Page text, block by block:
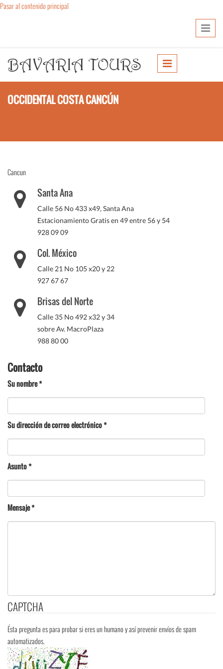
Pasar al contenido principal
OCCIDENTAL COSTA CANCÚN
Cancun
Santa Ana
Calle 56 No 433 x49, Santa Ana
Estacionamiento Gratis en 49 entre 56 y 54
928 09 09
Col. México
Calle 21 No 105 x20 y 22
927 67 67
Brisas del Norte
Calle 35 No 492 x32 y 34
sobre Av. MacroPlaza
988 80 00
Contacto
Su nombre*
Su dirección de correo electrónico*
Asunto*
Mensaje*
CAPTCHA
Ésta pregunta es para probar si eres un humano y así prevenir envíos de spam
automatizados.